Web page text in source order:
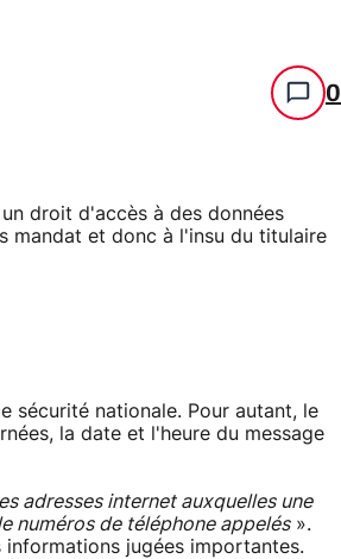
0
droit d'accès à des données
mandat et donc à l'insu du titulaire
sécurité nationale. Pour autant, le
la date et l'heure du message
adresses internet auxquelles une
numéros de téléphone appelés».
jugées importantes.